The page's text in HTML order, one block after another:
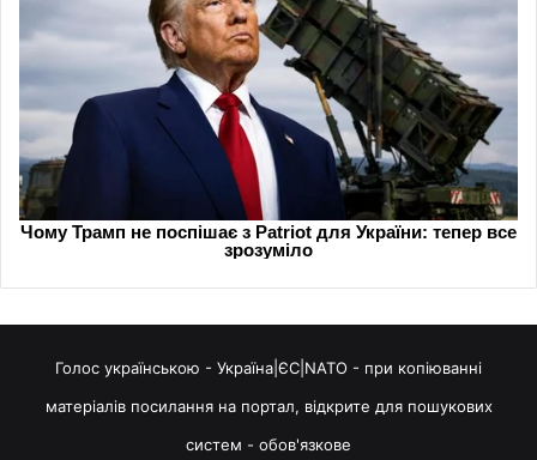
Голос українською - Україна|ЄС|NATO - при копіюванні
матеріалів посилання на портал, відкрите для пошукових
систем - обов'язкове